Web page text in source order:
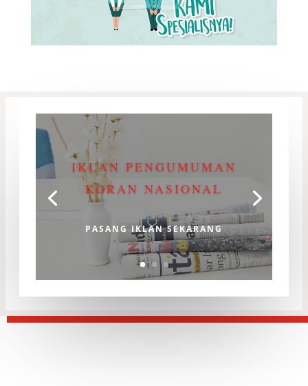
IKLAN PENGUMUMAN
KORAN NASIONAL
PASANG IKLAN SEKARANG